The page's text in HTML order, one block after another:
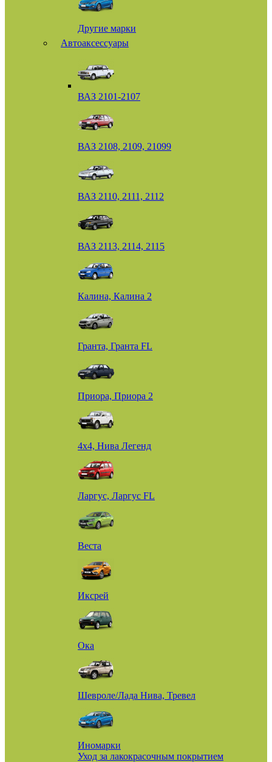
Другие марки
Автоаксессуары
ВАЗ 2101-2107
ВАЗ 2108, 2109, 21099
ВАЗ 2110, 2111, 2112
ВАЗ 2113, 2114, 2115
Калина, Калина 2
Гранта, Гранта FL
Приора, Приора 2
4х4, Нива Легенд
Ларгус, Ларгус FL
Веста
Иксрей
Ока
Шевроле/Лада Нива, Тревел
Иномарки
Уход за лакокрасочным покрытием